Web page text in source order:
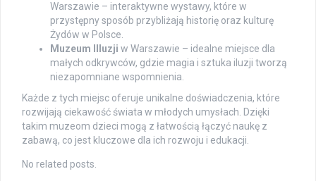
Warszawie – interaktywne wystawy, które w
przystępny sposób przybliżają historię oraz kulturę
Żydów w Polsce.
Muzeum Illuzji w Warszawie – idealne miejsce dla
małych odkrywców, gdzie magia i sztuka iluzji tworzą
niezapomniane wspomnienia.
Każde z tych miejsc oferuje unikalne doświadczenia, które
rozwijają ciekawość świata w młodych umysłach. Dzięki
takim muzeom dzieci mogą z łatwością łączyć naukę z
zabawą, co jest kluczowe dla ich rozwoju i edukacji.
No related posts.